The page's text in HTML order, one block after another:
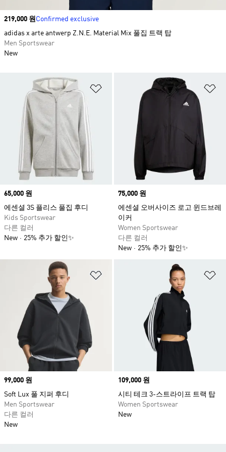
위시리스트 담기
Price
65,000 원
에센셜 3S 플리스 풀집 후디
Kids Sportswear
다른 컬러
New
25% 추가 할인✨
Price
75,000 원
에센셜 오버사이즈 로고 윈드브레
이커
Women Sportswear
다른 컬러
New
25% 추가 할인✨
Price
99,000 원
Soft Lux 풀 지퍼 후디
Men Sportswear
다른 컬러
New
Price
109,000 원
시티 테크 3-스트라이프 트랙 탑
Women Sportswear
New
Price
219,000 원Confirmed exclusive
adidas x arte antwerp Z.N.E. Material Mix 풀집 트랙 탑
Men Sportswear
New